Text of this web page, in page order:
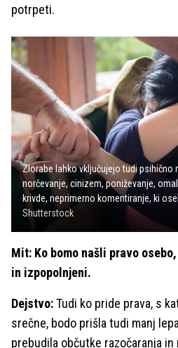
potrpeti.
Zlorabe lahko vključujejo tudi psihično
norčevanje, cinizem, poniževanje,
krivde, neprimerno komentiranje, ki
Shutterstock
Mit: Ko bomo našli pravo
in izpopolnjeni.
Dejstvo:Tudi ko pride prava, s
srečne, bodo prišla tudi manj
prebudila občutke razočaranja